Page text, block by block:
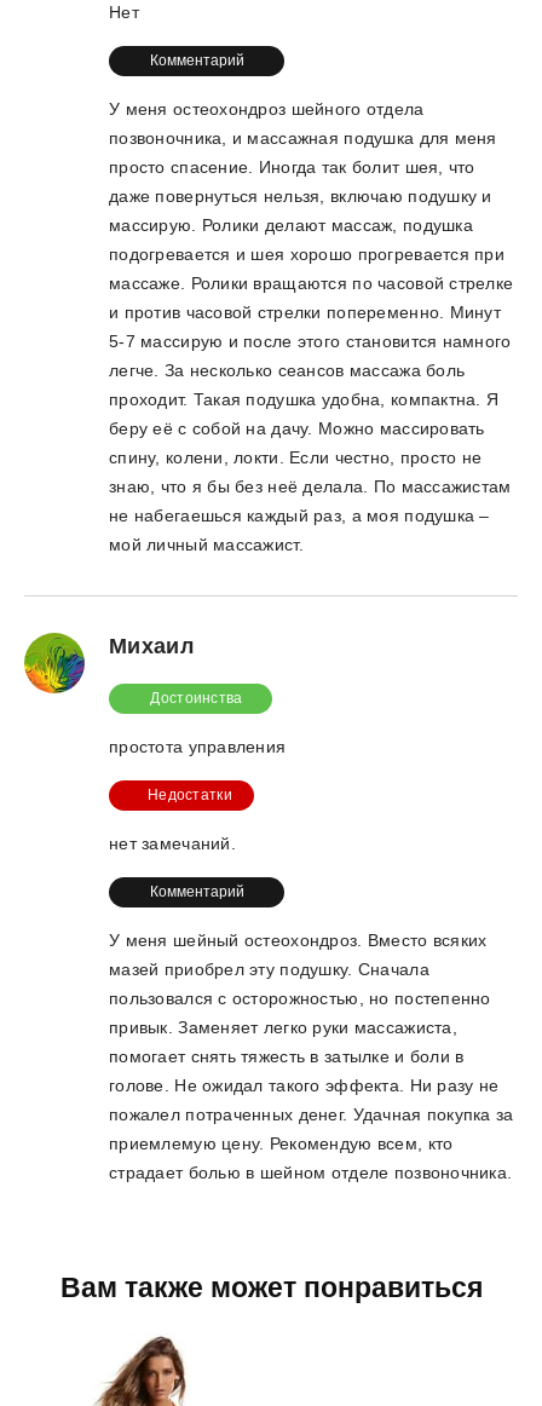
Нет
Комментарий
У меня остеохондроз шейного отдела
позвоночника, и массажная подушка для меня
просто спасение. Иногда так болит шея, что
даже повернуться нельзя, включаю подушку и
массирую. Ролики делают массаж, подушка
подогревается и шея хорошо прогревается при
массаже. Ролики вращаются по часовой стрелке
и против часовой стрелки попеременно. Минут
5-7 массирую и после этого становится намного
легче. За несколько сеансов массажа боль
проходит. Такая подушка удобна, компактна. Я
беру её с собой на дачу. Можно массировать
спину, колени, локти. Если честно, просто не
знаю, что я бы без неё делала. По массажистам
не набегаешься каждый раз, а моя подушка –
мой личный массажист.
Михаил
Достоинства
простота управления
Недостатки
нет замечаний.
Комментарий
У меня шейный остеохондроз. Вместо всяких
мазей приобрел эту подушку. Сначала
пользовался с осторожностью, но постепенно
привык. Заменяет легко руки массажиста,
помогает снять тяжесть в затылке и боли в
голове. Не ожидал такого эффекта. Ни разу не
пожалел потраченных денег. Удачная покупка за
приемлемую цену. Рекомендую всем, кто
страдает болью в шейном отделе позвоночника.
Вам также может понравиться